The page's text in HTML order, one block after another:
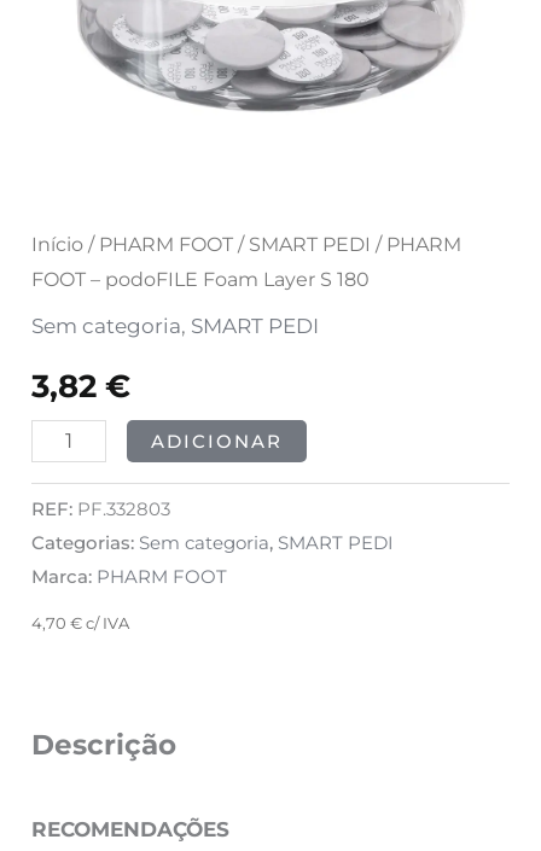
Início / PHARM FOOT / SMART PEDI / PHARM
FOOT – podoFILE Foam Layer S 180
Sem categoria, SMART PEDI
3,82€
ADICIONAR
REF: PF.332803
Categorias: Sem categoria, SMART PEDI
Marca: PHARM FOOT
4,70€ c/ IVA
Descrição
RECOMENDAÇÕES